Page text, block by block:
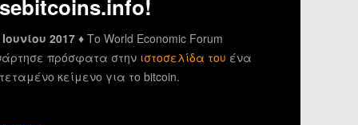
Ιουνίου 2017 ♦ Το World Economic Forum
πρόσφατα στην ιστοσελίδα του ένα
κείμενο για το bitcoin.